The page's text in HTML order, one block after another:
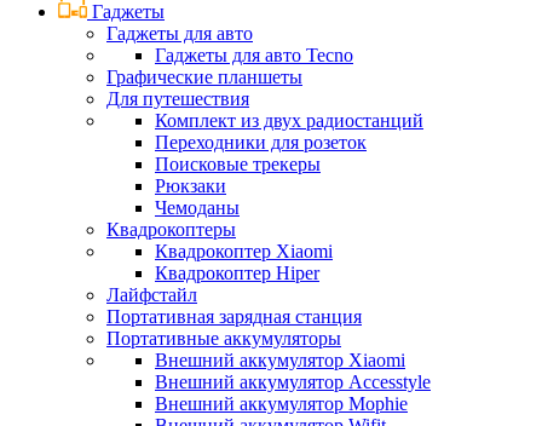
Гаджеты
Гаджеты для авто
Гаджеты для авто Tecno
Графические планшеты
Для путешествия
Комплект из двух радиостанций
Переходники для розеток
Поисковые трекеры
Рюкзаки
Чемоданы
Квадрокоптеры
Квадрокоптер Xiaomi
Квадрокоптер Hiper
Лайфстайл
Портативная зарядная станция
Портативные аккумуляторы
Внешний аккумулятор Xiaomi
Внешний аккумулятор Accesstyle
Внешний аккумулятор Mophie